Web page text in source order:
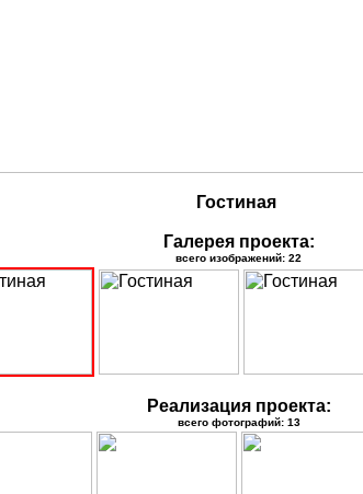
Гостиная
Галерея проекта:
всего изображений: 22
Реализация проекта:
всего фотографий: 13